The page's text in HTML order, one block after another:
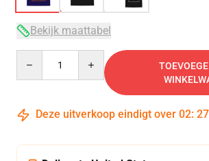
Bekijk maattabel
Deze uitverkoop eindigt over 02: 27